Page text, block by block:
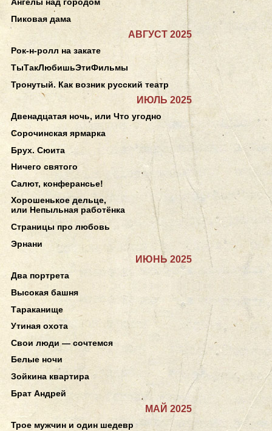
Пиковая дама
АВГУСТ 2025
Рок-н-ролл на закате
ТыТакЛюбишьЭтиФильмы
Тронутый. Как возник русский театр
ИЮЛЬ 2025
Двенадцатая ночь, или Что угодно
Сорочинская ярмарка
Брух. Сюита
Ничего святого
Салют, конферансье!
Хорошенькое дельце,
или Непыльная работёнка
Страницы про любовь
Эрнани
ИЮНЬ 2025
Два портрета
Высокая башня
Тараканище
Утиная охота
Свои люди — сочтемся
Белые ночи
Зойкина квартира
Брат Андрей
МАЙ 2025
Трое мужчин и один шедевр